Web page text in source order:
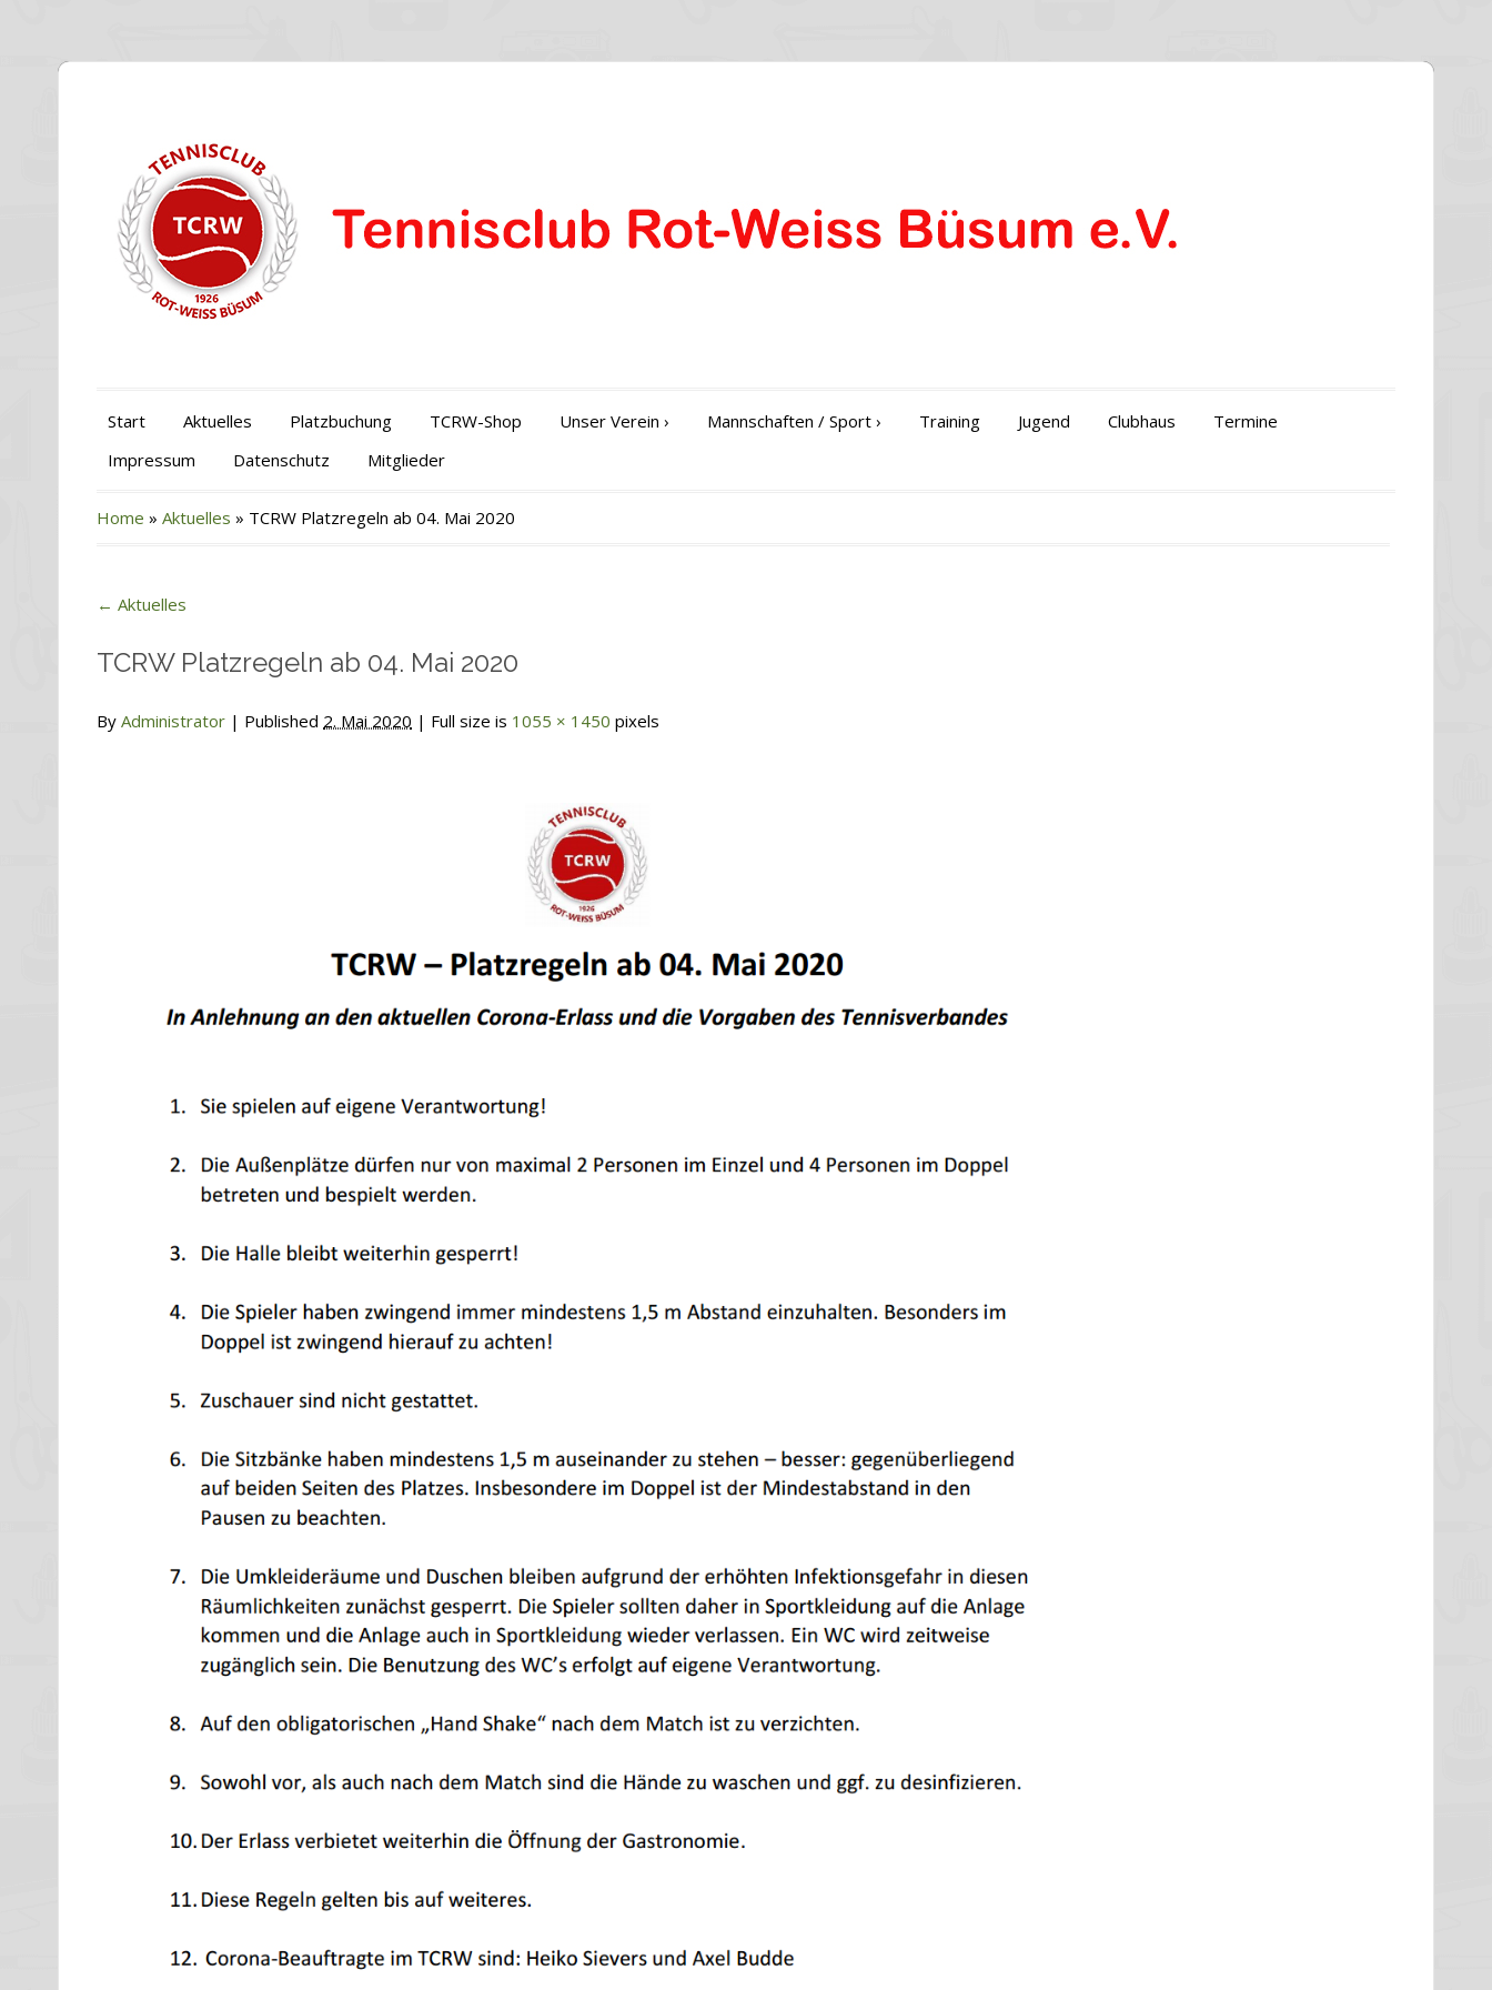
Start Aktuelles Platzbuchung TCRW-Shop Unser Verein › Mannschaften / Sport › Training Jugend Clubhaus
Termine
Impressum
Datenschutz Mitglieder
Home » Aktuelles » TCRW Platzregeln ab 04. Mai 2020
← Aktuelles
TCRW Platzregeln ab 04. Mai 2020
By Administrator | Published 2. Mai 2020 | Full size is 1055 × 1450 pixels